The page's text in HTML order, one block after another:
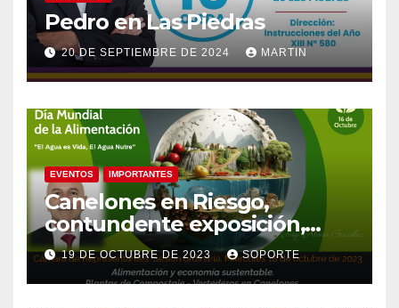
Pedro en Las Piedras
20 DE SEPTIEMBRE DE 2024 MARTIN
EVENTOS IMPORTANTES
Canelones en Riesgo,
contundente exposición,
agua como recurso, agua
como derecho humano.
19 DE OCTUBRE DE 2023 SOPORTE